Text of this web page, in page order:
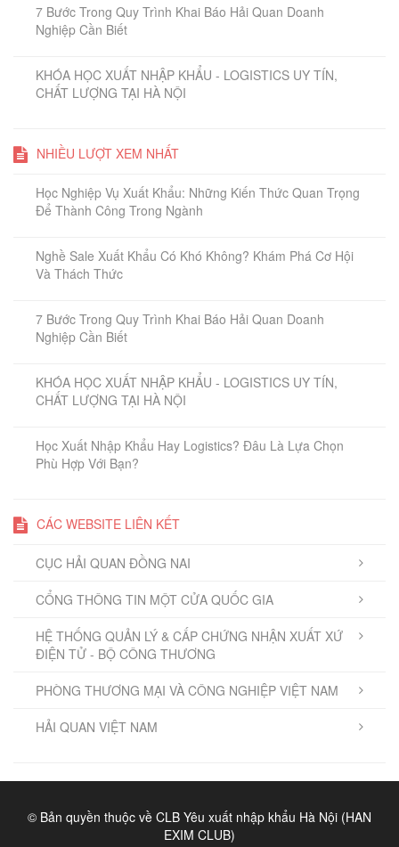
7 Bước Trong Quy Trình Khai Báo Hải Quan Doanh
Nghiệp Cần Biết
KHÓA HỌC XUẤT NHẬP KHẨU - LOGISTICS UY TÍN,
CHẤT LƯỢNG TẠI HÀ NỘI
NHIỀU LƯỢT XEM NHẤT
Học Nghiệp Vụ Xuất Khẩu: Những Kiến Thức Quan Trọng
Để Thành Công Trong Ngành
Nghề Sale Xuất Khẩu Có Khó Không? Khám Phá Cơ Hội
Và Thách Thức
7 Bước Trong Quy Trình Khai Báo Hải Quan Doanh
Nghiệp Cần Biết
KHÓA HỌC XUẤT NHẬP KHẨU - LOGISTICS UY TÍN,
CHẤT LƯỢNG TẠI HÀ NỘI
Học Xuất Nhập Khẩu Hay Logistics? Đâu Là Lựa Chọn
Phù Hợp Với Bạn?
CÁC WEBSITE LIÊN KẾT
CỤC HẢI QUAN ĐỒNG NAI
CỔNG THÔNG TIN MỘT CỬA QUỐC GIA
HỆ THỐNG QUẢN LÝ & CẤP CHỨNG NHẬN XUẤT XỨ
ĐIỆN TỬ - BỘ CÔNG THƯƠNG
PHÒNG THƯƠNG MẠI VÀ CÔNG NGHIỆP VIỆT NAM
HẢI QUAN VIỆT NAM
© Bản quyền thuộc về CLB Yêu xuất nhập khẩu Hà Nội (HAN
EXIM CLUB)